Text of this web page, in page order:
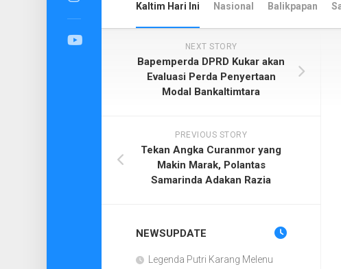
Kaltim Hari Ini Nasional Balikpapan
NEXT STORY
Bapemperda DPRD Kukar akan
Evaluasi Perda Penyertaan
Modal Bankaltimtara
PREVIOUS STORY
Tekan Angka Curanmor yang
Makin Marak, Polantas
Samarinda Adakan Razia
NEWSUPDATE
Legenda Putri Karang Melenu